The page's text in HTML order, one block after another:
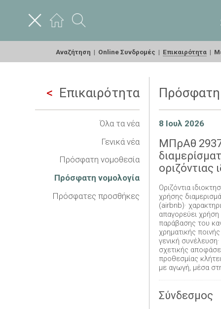
Αναζήτηση | Online Συνδρομές | Επικαιρότητα |
Επικαιρότητα
Όλα τα νέα
Γενικά νέα
Πρόσφατη νομοθεσία
Πρόσφατη νομολογία
Πρόσφατες προσθήκες
Πρόσφατη
8 Ιουλ 2026
ΜΠρΑθ
οριζόντιας
Οριζόντια
χρήσης
(airbnb)·
απαγορεύει
παράβασης του
χρηματικής
γενική
σχετικής
προθεσμίας
με αγωγή, μέσα
Σύνδεσμος